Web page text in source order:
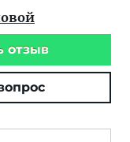
отзыв